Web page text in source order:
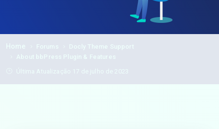
Home Forums
Docly Theme Support
About bbPress Plugin & Features
Última Atualização 17 de julho de 2023